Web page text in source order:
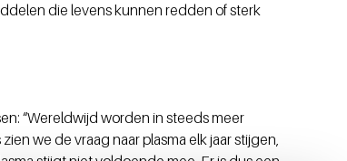
die levens kunnen redden of sterk
“Wereldwijd worden in steeds meer
we de vraag naar plasma elk jaar stijgen,